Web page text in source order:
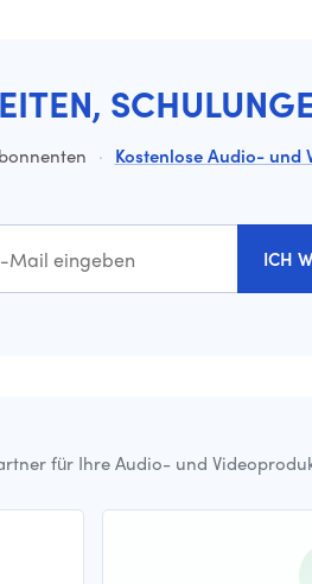
· Kostenlose Audio- und
ICH
für Ihre Audio- und